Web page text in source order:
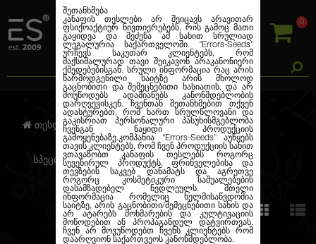
0
შეთანხმება
კანაფის თესლები არ შეიცავს არავითარ
ფსიქოაქტიურ ნივთიერებებს, რის გამოც მათი
გაყიდვა და შეძენა ამ სახით სრულიად
ლეგალურია საქართველოში. "Errors-Seeds"
ურჩევს საკუთარ კლიენტებს, რომ
მაქსიმალურად თავი შეიკავონ არაკანონიერი
ქმედებებისგან. სრული ინფორმაცია რაც არის
წარმოდგენილი საიტზე არის მხოლოდ
გაცნობითი და შემეცნებითი ხასიათის, და არ
მოუწოდებს ადამიანებს კანონმდებლობის
დარღვევისკენ. ჩვენთან შეთანხმებით თქვენ
ადასტურებთ, რომ ხართ სრულწლოვანი და
გაკისრიათ პერსონალური პასუხისმგებლობა
ჩვენგან ნაყიდი პროდუქციის
გამოყენებაზე.კომპანია
"Errors-Seeds" აუწყებს
თავის კლიენტებს, რომ ჩვენ პროდუქციის სახით
ვთავაზობთ კანაფის თესლებს როგორც
სუვენირულ პროდუქტს, ფრინველებისა და
თევზების საკვებ დანამატს და აგრეთვე
როგორც კოსმეტიკური საშუალებების
დასამზადებელ ნედლეულს. მთელი
ინფორმაცია რომელიც ხელმისაწვდომია
საიტზე, არის გაცნობითი/შემეცნებითი სახის და
არ ატარებს მოხმარების და კულტივაციის
მოწოდებით ან პროპაგანდულ დატვირთვას.
ჩვენ არ მოვუწოდებთ ჩვენს კლიენტებს რომ
დაარღვიონ საქართვეოს კანონმდებლობა.
თესლების კანაფი
სპეციალური შემოთავაზებები
სტანდარტი